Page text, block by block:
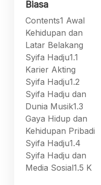
Biasa
Contents1 Awal
Kehidupan dan
Latar Belakang
Syifa Hadju1.1
Karier Akting
Syifa Hadju1.2
Syifa Hadju dan
Dunia Musik1.3
Gaya Hidup dan
Kehidupan Pribadi
Syifa Hadju1.4
Syifa Hadju dan
Media Sosial1.5 K